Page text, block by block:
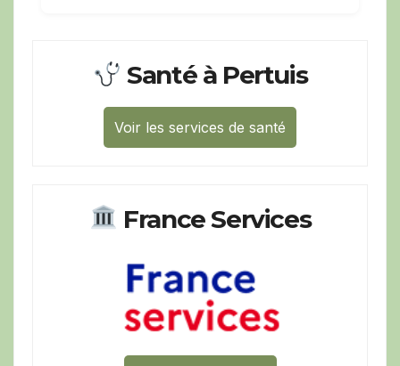
Santé à Pertuis
Voir les services de santé
France Services